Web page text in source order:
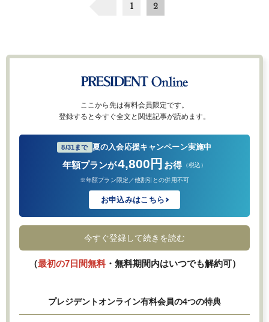
1 2
ここから先は有料会員限定です。
登録すると今すぐ全文と関連記事が読めます。
8/31まで 夏の入会応援キャンペーン実施中
年額プランが4,800円 お得 （税込）
※年額プラン限定／他割引との併用不可
お申込みはこちら
今すぐ登録して続きを読む
（最初の7日間無料・無料期間内はいつでも解約可）
プレジデントオンライン有料会員の4つの特典